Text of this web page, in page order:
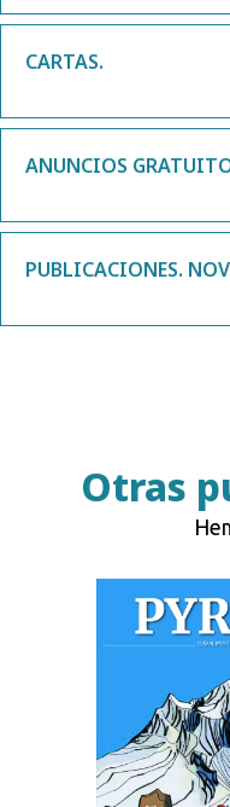
CARTAS.
ANUNCIOS
PUBLICACIONES.
Otras